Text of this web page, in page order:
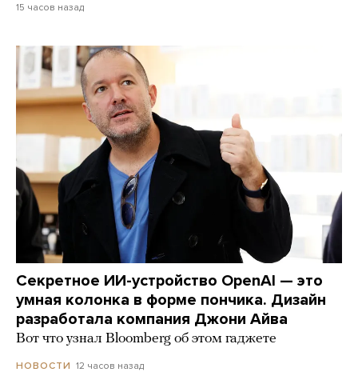
15 часов назад
Секретное ИИ-устройство OpenAI — это
умная колонка в форме пончика. Дизайн
разработала компания Джони Айва
Вот что узнал Bloomberg об этом гаджете
НОВОСТИ 12 часов назад